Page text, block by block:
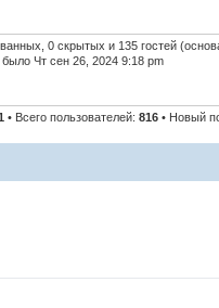
0 скрытых и 135 гостей
было Чт сен 26, 2024 9:18 pm
• Всего пользователей: 816 • Новый